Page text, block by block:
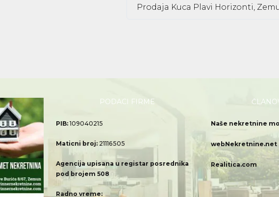
Prodaja Kuca Plavi Horizonti,
PODACI FIRME
PIB:109040215
Maticni broj: 21116505
Agencija upisana u registar posrednika
pod brojem 508
Radno vreme:
Naše nekretnine
webNekretnine.net
Realitica.com